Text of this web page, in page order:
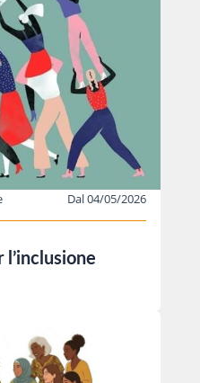
Dal 04/05/2026
l’inclusione